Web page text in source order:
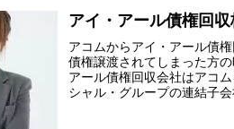
アイ・アール債権回
アコムからアイ・アール債
債権譲渡されてしまった方
アール債権回収会社はアコ
シャル・グループの連結子